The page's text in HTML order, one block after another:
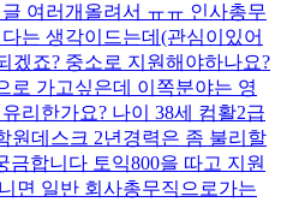
여러개올려서 ㅠㅠ 인사총무
는 생각이드는데(관심이있어
겠죠? 중소로 지원해야하나요?
로 가고싶은데 이쪽분야는 영
리한가요? 나이 38세 컴활2급
원데스크 2년경력은 좀 불리할
금합니다 토익800을 따고 지원
면 일반 회사총무직으로가는